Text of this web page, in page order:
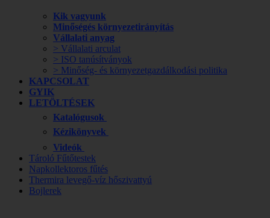
Kik vagyunk
Minőségés környezetirányítás
Vállalati anyag
> Vállalati arculat
> ISO tanúsítványok
> Minőség- és környezetgazdálkodási politika
KAPCSOLAT
GYIK
LETÖLTÉSEK
Katalógusok
Kézikönyvek
Videók
Tároló Fűtőtestek
Napkollektoros fűtés
Thermira levegő-víz hőszivattyú
Bojlerek